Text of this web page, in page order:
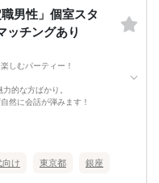
男性」個室スタ
チングあり
しむパーティー！
的な方ばかり。
然に会話が弾みます！
恋につながるはず！
け 東京都 銀座